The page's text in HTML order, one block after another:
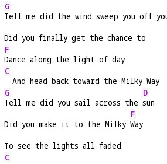
G
Tell me did the wind sweep you off
Did you finally get the chance to
F
Dance along the light of day
C
  And head back toward the Milky Way
G
Tell me did you sail across the
D
sun
Did you make it to the Milky
F
Way
To see the lights all faded
C